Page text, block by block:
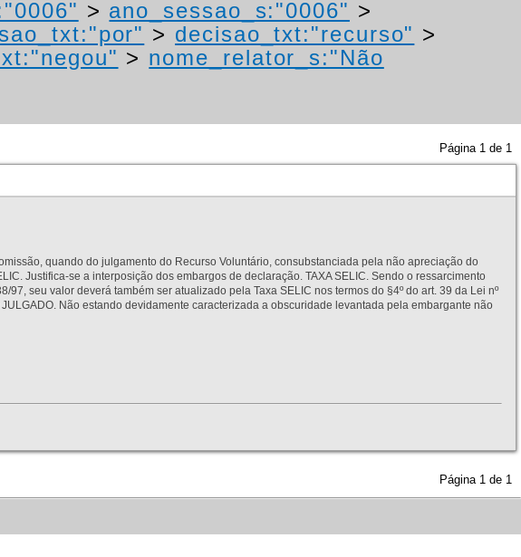
> ano_sessao_s:"0006" >
> decisao_txt:"recurso" >
> nome_relator_s:"Não
Página 1 de 1
quando do julgamento do Recurso Voluntário, consubstanciada pela não apreciação do
Justifica-se a interposição dos embargos de declaração. TAXA SELIC. Sendo o ressarcimento
seu valor deverá também ser atualizado pela Taxa SELIC nos termos do §4º do art. 39 da Lei nº
Não estando devidamente caracterizada a obscuridade levantada pela embargante não
Página 1 de 1